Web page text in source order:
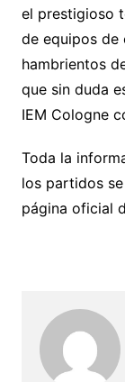
el prestigioso
de equipos de
hambrientos
que sin duda
IEM Cologne
Toda la
los partidos
página oficial